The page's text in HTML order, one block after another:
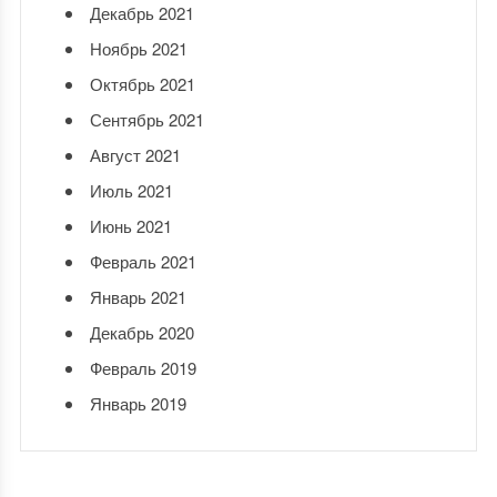
Декабрь 2021
Ноябрь 2021
Октябрь 2021
Сентябрь 2021
Август 2021
Июль 2021
Июнь 2021
Февраль 2021
Январь 2021
Декабрь 2020
Февраль 2019
Январь 2019